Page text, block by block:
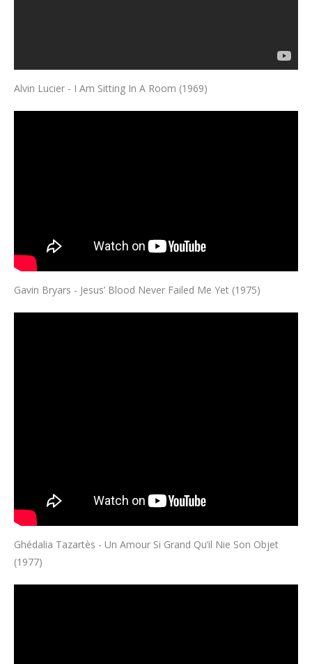
Alvin Lucier - I Am Sitting In A Room (1969)
Gavin Bryars - Jesus’ Blood Never Failed Me Yet (1975)
Ghédalia Tazartès - Un Amour Si Grand Qu’il Nie Son Objet
(1977)